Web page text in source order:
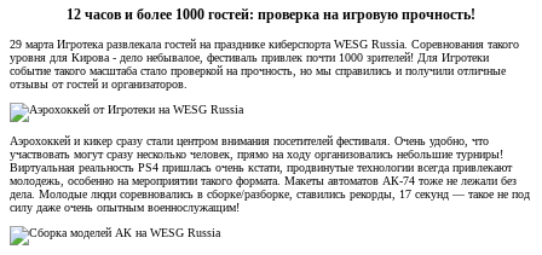
12 часов и более 1000 гостей: проверка на игровую прочность!
29 марта Игротека развлекала гостей на празднике киберспорта WESG Russia. Соревнования такого
уровня для Кирова - дело небывалое, фестиваль привлек почти 1000 зрителей! Для Игротеки
событие такого масштаба стало проверкой на прочность, но мы справились и получили отличные
отзывы от гостей и организаторов.
Аэрохоккей и кикер сразу стали центром внимания посетителей фестиваля. Очень удобно, что
участвовать могут сразу несколько человек, прямо на ходу организовались небольшие турниры!
Виртуальная реальность PS4 пришлась очень кстати, продвинутые технологии всегда привлекают
молодежь, особенно на мероприятии такого формата. Макеты автоматов АК-74 тоже не лежали без
дела. Молодые люди соревновались в сборке/разборке, ставились рекорды, 17 секунд — такое не под
силу даже очень опытным военнослужащим!